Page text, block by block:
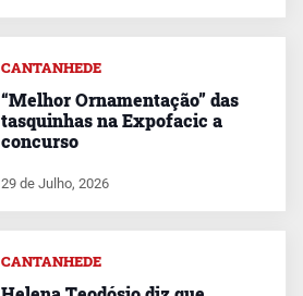
CANTANHEDE
“Melhor Ornamentação” das
tasquinhas na Expofacic a
concurso
29 de Julho, 2026
CANTANHEDE